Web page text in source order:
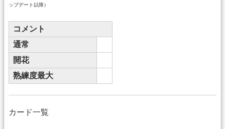
ップデート以降）
コメント
通常
開花
熟練度最大
カード一覧